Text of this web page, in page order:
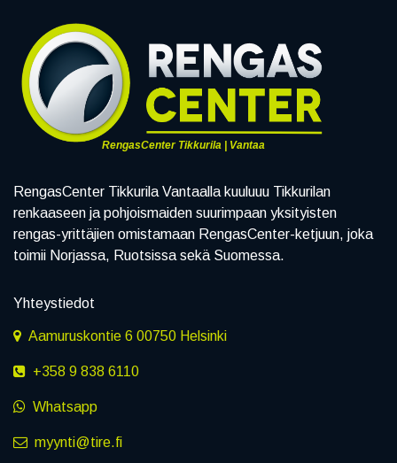
RengasCenter Tikkurila | Vantaa
RengasCenter Tikkurila Vantaalla kuuluuu Tikkurilan
renkaaseen ja pohjoismaiden suurimpaan yksityisten
rengas-yrittäjien omistamaan RengasCenter-ketjuun, joka
toimii Norjassa, Ruotsissa sekä Suomessa.
Yhteystiedot
Aamuruskontie 6 00750 Helsinki
+358 9 838 6110
Whatsapp
myynti@tire.fi